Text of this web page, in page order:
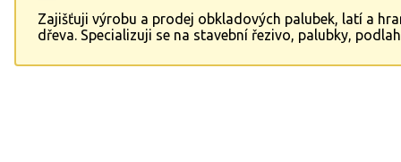
Zajišťuji výrobu a prodej obkladových palubek, latí a
dřeva. Specializuji se na stavební řezivo, palubky,
borovice a modřínu. Nabízím také palivové dříví a